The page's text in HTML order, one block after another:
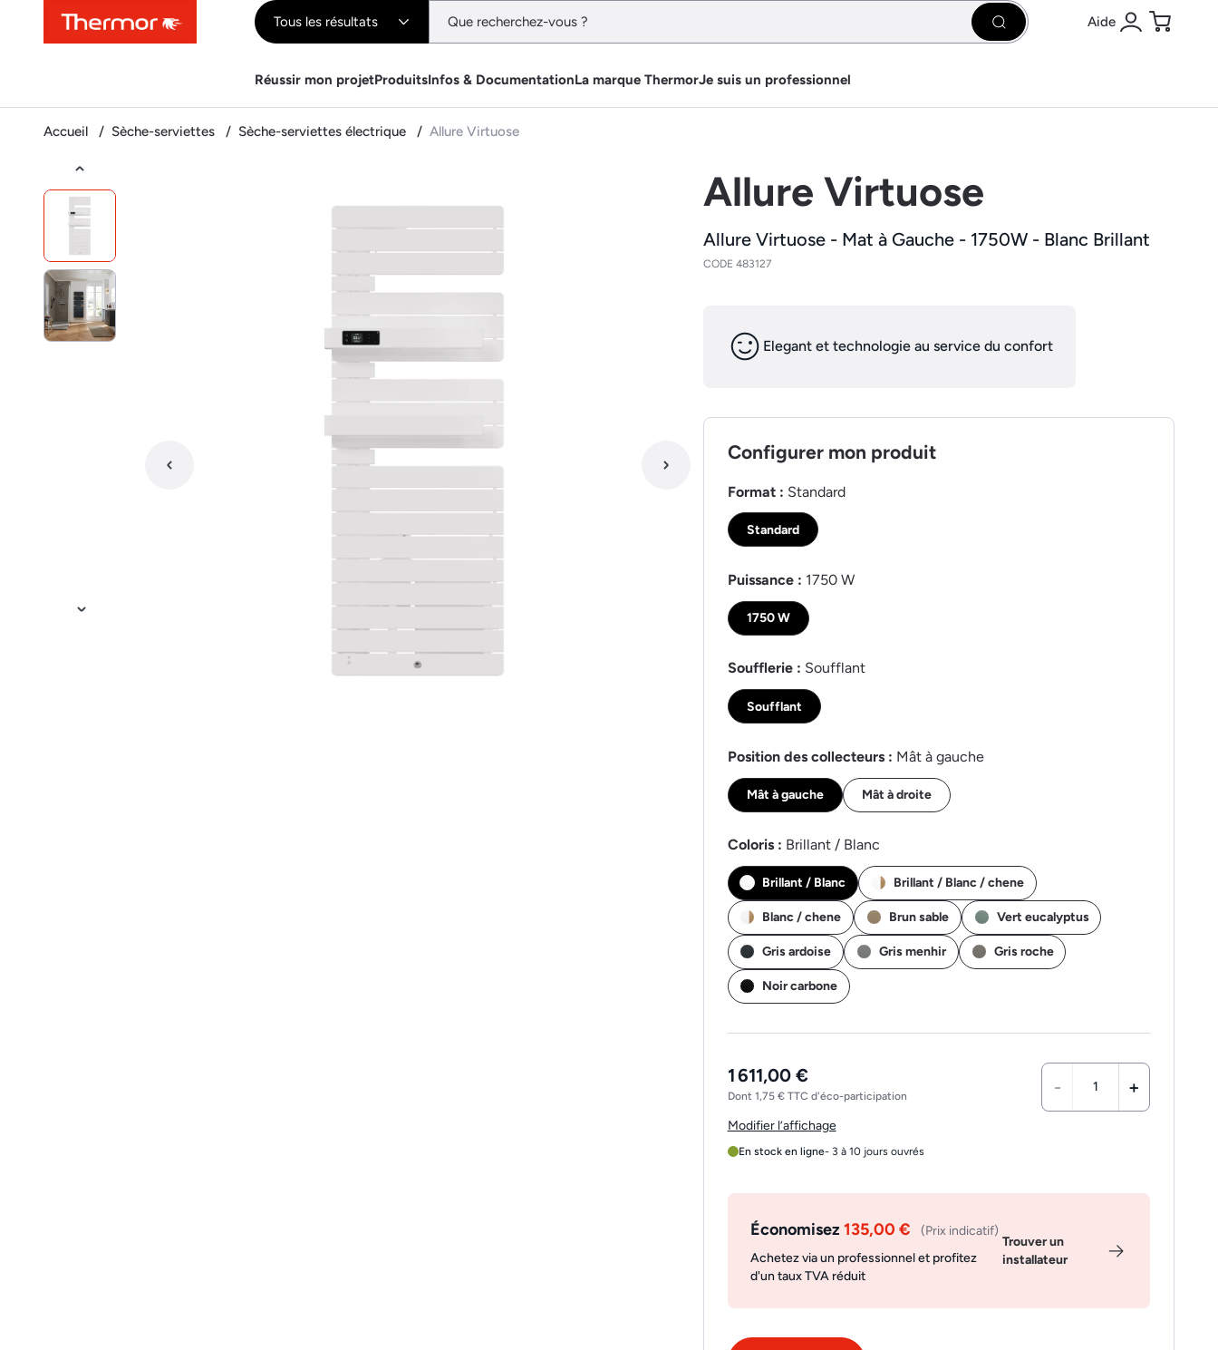
ContenuMenuRecherche Tous les résultats Rechercher Aide
Se connecter
Panier
Réussir mon projetProduitsInfos & DocumentationLa marque ThermorJe suis un professionnel
Accueil Sèche-serviettes Sèche-serviettes électrique Allure Virtuose
Allure Virtuose
Allure Virtuose - Mat à Gauche - 1750W - Blanc Brillant
CODE 483127
Elegant et technologie au service du confort
Configurer mon produit
Format : Standard
Standard
Puissance : 1750 W
1750 W
Soufflerie : Soufflant
Soufflant
Position des collecteurs : Mât à gauche
Mât à gauche Mât à droite
Coloris : Brillant / Blanc
Brillant / Blanc Brillant / Blanc / chene
Blanc / chene Brun sable Vert eucalyptus
Gris ardoise Gris menhir Gris roche
Noir carbone
1 611,00 €
Dont 1,75 € TTC d'éco-participation - +
Modifier l’affichage
En stock en ligne- 3 à 10 jours ouvrés
Économisez135,00 €
(Prix indicatif)
Achetez via un professionnel et profitez
d'un taux TVA réduit
Trouver un
installateur